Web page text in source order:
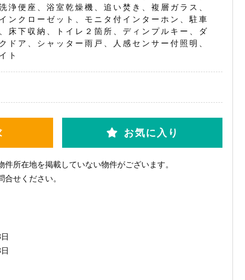
浄便座、浴室乾燥機、追い焚き、複層ガラス、
ンクローゼット、モニタ付インターホン、駐車
床下収納、トイレ２箇所、ディンプルキー、ダ
ドア、シャッター雨戸、人感センサー付照明、
ト
お気に入り
所在地を掲載していない物件がございます。
せください。